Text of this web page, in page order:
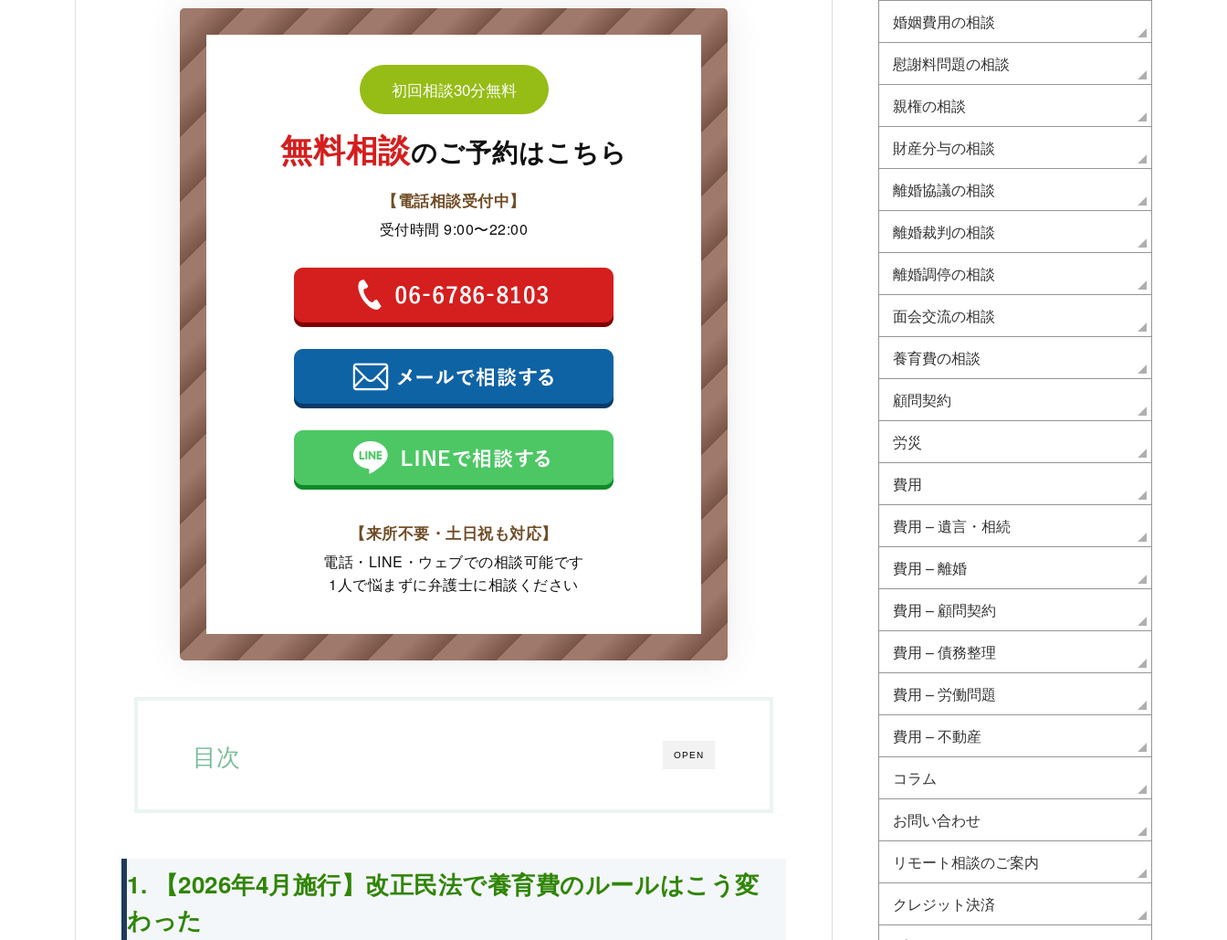
初回相談30分無料
無料相談のご予約はこちら
【電話相談受付中】
受付時間 9:00〜22:00
【来所不要・土日祝も対応】
電話・LINE・ウェブでの相談可能です
1人で悩まずに弁護士に相談ください
OPEN
目次
1. 【2026年4月施行】改正民法で養育費のルールはこう変
わった
婚姻費用の相談
慰謝料問題の相談
親権の相談
財産分与の相談
離婚協議の相談
離婚裁判の相談
離婚調停の相談
面会交流の相談
養育費の相談
顧問契約
労災
費用
費用 – 遺言・相続
費用 – 離婚
費用 – 顧問契約
費用 – 債務整理
費用 – 労働問題
費用 – 不動産
コラム
お問い合わせ
リモート相談のご案内
クレジット決済